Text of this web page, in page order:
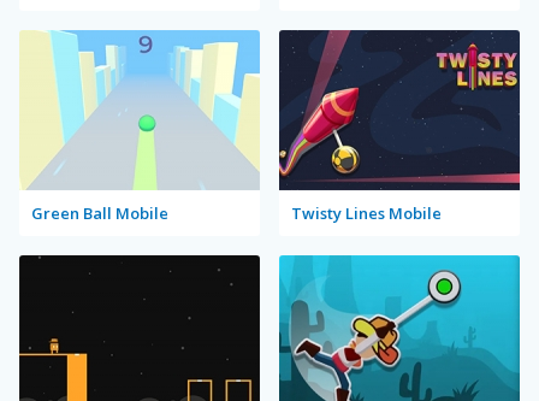
Green Ball Mobile Twisty Lines Mobile